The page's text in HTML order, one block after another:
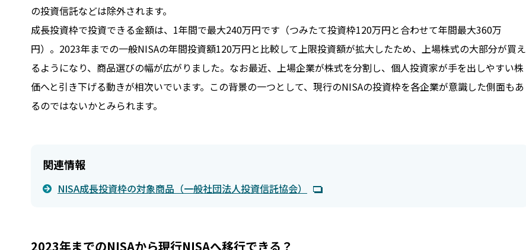
の投資信託などは除外されます。
成長投資枠で投資できる金額は、1年間で最大240万円です（つみたて投資枠120万円と合わせて年間最大360万
円）。2023年までの一般NISAの年間投資額120万円と比較して上限投資額が拡大したため、上場株式の大部分が買え
るようになり、商品選びの幅が広がりました。なお最近、上場企業が株式を分割し、個人投資家が手を出しやすい株
価へと引き下げる動きが相次いでいます。この背景の一つとして、現行のNISAの投資枠を各企業が意識した側面もあ
るのではないかとみられます。
関連情報
NISA成長投資枠の対象商品（一般社団法人投資信託協会）
2023年までのNISAから現行NISAへ移行できる？